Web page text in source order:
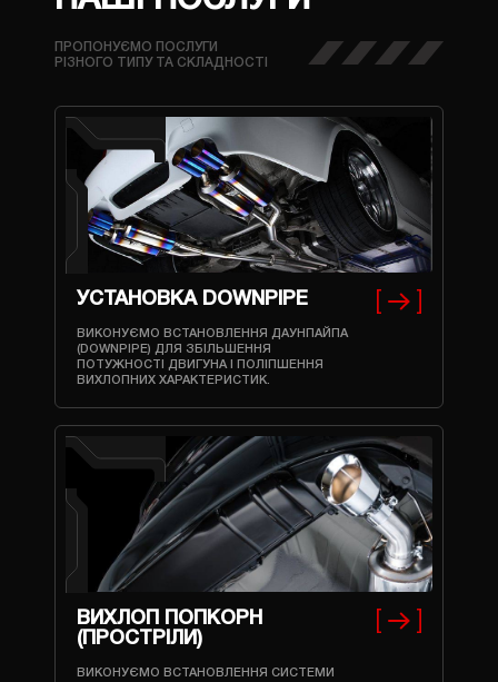
ПРОПОНУЄМО ПОСЛУГИ
РІЗНОГО ТИПУ ТА СКЛАДНОСТІ
УСТАНОВКА DOWNPIPE
ВИКОНУЄМО ВСТАНОВЛЕННЯ ДАУНПАЙПА
(DOWNPIPE) ДЛЯ ЗБІЛЬШЕННЯ
ПОТУЖНОСТІ ДВИГУНА І ПОЛІПШЕННЯ
ВИХЛОПНИХ ХАРАКТЕРИСТИК.
ВИХЛОП ПОПКОРН
(ПРОСТРІЛИ)
ВИКОНУЄМО ВСТАНОВЛЕННЯ СИСТЕМИ